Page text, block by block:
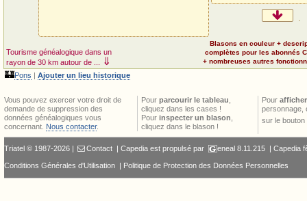
Tourisme généalogique dans un
rayon de 30 km autour de ...
⇓
🏰Pons | Ajouter un lieu historique
Blasons en couleur +
complètes pour les abonnés
+ nombreuses autres
Vous pouvez exercer votre droit de
demande de suppression des
données généalogiques vous
concernant. Nous contacter.
Pour parcourir le tableau
cliquez dans les cases !
Pour inspecter un blason
cliquez dans le blason !
Pour
personnage,
sur le bouton
Triatel © 1987-2026 | Contact | Capedia est propulsé par eneal8.11.215 | Capedia
Conditions Générales d'Utilisation | Politique de Protection des Données Personnelles